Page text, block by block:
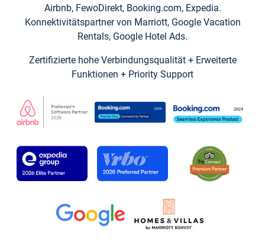
Airbnb, FewoDirekt, Booking.com, Expedia.
Konnektivitätspartner von Marriott, Google Vacation
Rentals, Google Hotel Ads.
Zertifizierte hohe Verbindungsqualität + Erweiterte
Funktionen + Priority Support